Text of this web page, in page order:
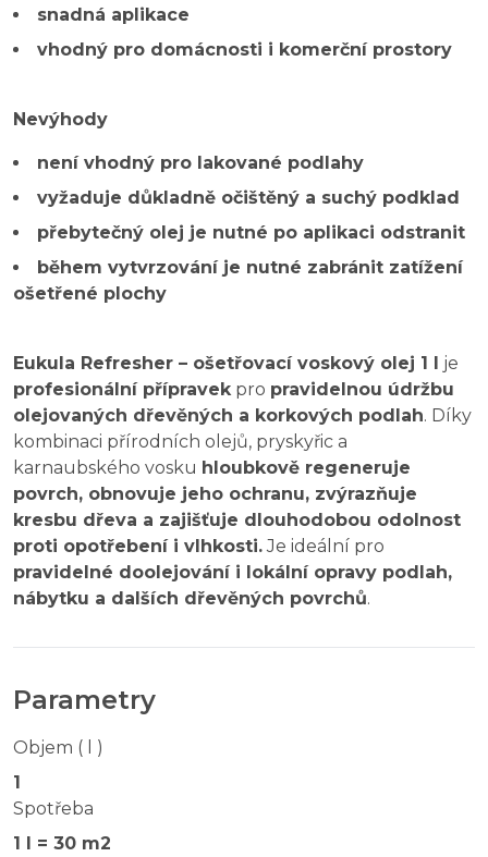
snadná aplikace
vhodný pro domácnosti i komerční prostory
Nevýhody
není vhodný pro lakované podlahy
vyžaduje důkladně očištěný a suchý podklad
přebytečný olej je nutné po aplikaci odstranit
během vytvrzování je nutné zabránit zatížení
ošetřené plochy
Eukula Refresher – ošetřovací voskový olej 1 l je
profesionální přípravek pro pravidelnou údržbu
olejovaných dřevěných a korkových podlah. Díky
kombinaci přírodních olejů, pryskyřic a
karnaubského vosku hloubkově regeneruje
povrch, obnovuje jeho ochranu, zvýrazňuje
kresbu dřeva a zajišťuje dlouhodobou odolnost
proti opotřebení i vlhkosti.Je ideální pro
pravidelné doolejování i lokální opravy podlah,
nábytku a dalších dřevěných povrchů.
Parametry
Objem ( l )
1
Spotřeba
1 l = 30 m2